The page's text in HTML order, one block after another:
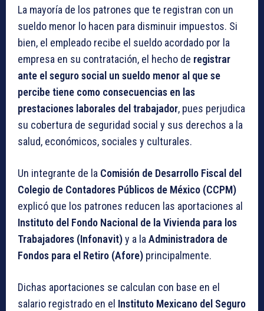
La mayoría de los patrones que te registran con un
sueldo menor lo hacen para disminuir impuestos. Si
bien, el empleado recibe el sueldo acordado por la
empresa en su contratación, el hecho de registrar
ante el seguro social un sueldo menor al que se
percibe tiene como consecuencias en las
prestaciones laborales del trabajador, pues perjudica
su cobertura de seguridad social y sus derechos a la
salud, económicos, sociales y culturales.
Un integrante de la Comisión de Desarrollo Fiscal del
Colegio de Contadores Públicos de México (CCPM)
explicó que los patrones reducen las aportaciones al
Instituto del Fondo Nacional de la Vivienda para los
Trabajadores (Infonavit)y a laAdministradora de
Fondos para el Retiro (Afore) principalmente.
Dichas aportaciones se calculan con base en el
salario registrado en el Instituto Mexicano del Seguro